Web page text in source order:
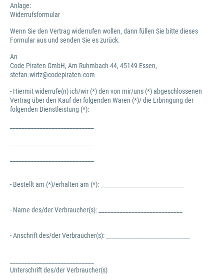
Anlage:
Widerrufsformular
Wenn Sie den Vertrag widerrufen wollen, dann füllen Sie bitte dieses
Formular aus und senden Sie es zurück.
An
Code Piraten GmbH, Am Ruhmbach 44, 45149 Essen,
stefan.wirtz@codepiraten.com
- Hiermit widerrufe(n) ich/wir (*) den von mir/uns (*) abgeschlossenen
Vertrag über den Kauf der folgenden Waren (*)/ die Erbringung der
folgenden Dienstleistung (*):
- Bestellt am (*)/erhalten am (*): ____________________________
- Name des/der Verbraucher(s): ____________________________
- Anschrift des/der Verbraucher(s): ____________________________
Unterschrift des/der Verbraucher(s)